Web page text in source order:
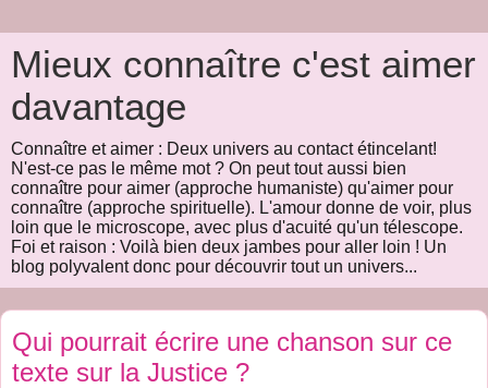
Mieux connaître c'est aimer
davantage
Connaître et aimer : Deux univers au contact étincelant!
N'est-ce pas le même mot ? On peut tout aussi bien
connaître pour aimer (approche humaniste) qu'aimer pour
connaître (approche spirituelle). L'amour donne de voir, plus
loin que le microscope, avec plus d'acuité qu'un télescope.
Foi et raison : Voilà bien deux jambes pour aller loin ! Un
blog polyvalent donc pour découvrir tout un univers...
Qui pourrait écrire une chanson sur ce
texte sur la Justice ?